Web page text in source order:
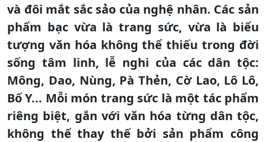
và đôi mắt sắc sảo của nghệ nhân. Các sản
phẩm bạc vừa là trang sức, vừa là biểu
tượng văn hóa không thể thiếu trong đời
sống tâm linh, lễ nghi của các dân tộc:
Mông, Dao, Nùng, Pà Thẻn, Cờ Lao, Lô Lô,
Bố Y... Mỗi món trang sức là một tác phẩm
riêng biệt, gắn với văn hóa từng dân tộc,
không thể thay thế bởi sản phẩm công